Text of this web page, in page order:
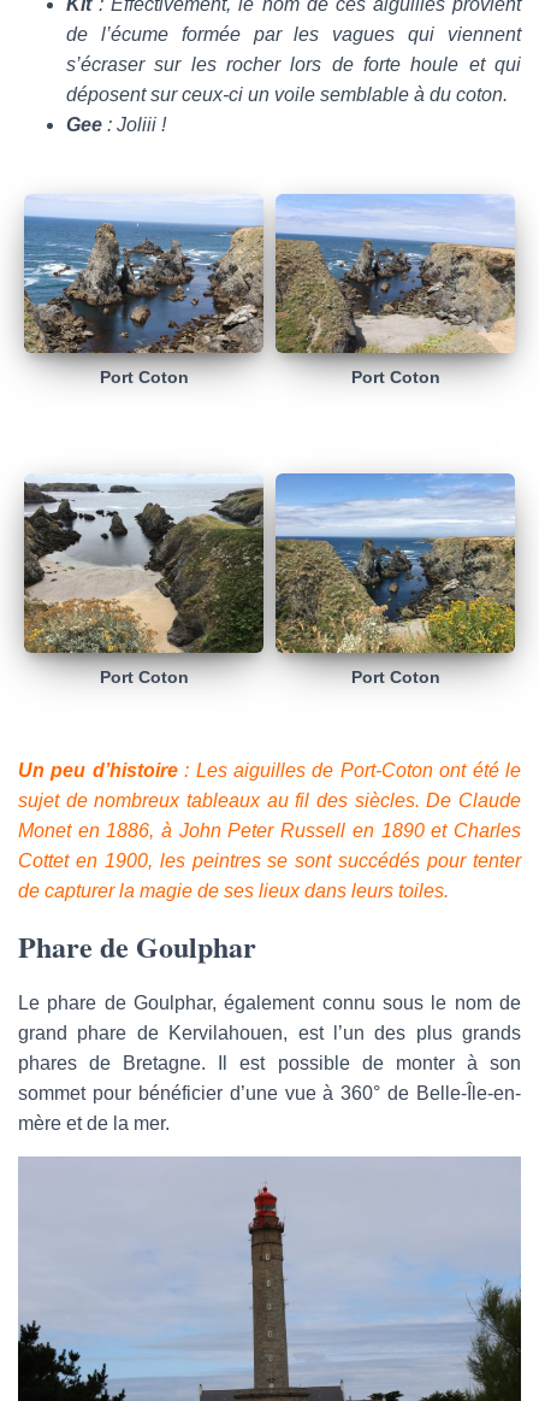
de l’écume formée par les vagues qui viennent
s’écraser sur les rocher lors de forte houle et qui
déposent sur ceux-ci un voile semblable à du coton.
Gee : Joliii !
Port Coton Port Coton
Port Coton Port Coton
Un peu d’histoire: Les aiguilles de Port-Coton ont été le
sujet de nombreux tableaux au fil des siècles. De Claude
Monet en 1886, à John Peter Russell en 1890 et Charles
Cottet en 1900, les peintres se sont succédés pour tenter
de capturer la magie de ses lieux dans leurs toiles.
Phare de Goulphar
Le phare de Goulphar, également connu sous le nom de
grand phare de Kervilahouen, est l’un des plus grands
phares de Bretagne. Il est possible de monter à son
sommet pour bénéficier d’une vue à 360° de Belle-Île-en-
mère et de la mer.